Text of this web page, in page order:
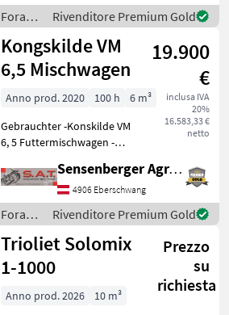
distributore idraulico del
trattore: sono necessari 1
Foraggiamento
/
Siloking
Rivenditore Premium Gold
Kongskilde VM
6,5 Mischwagen
19.900
€
inclusa IVA
20%
16.583,33 €
netto
Anno prod. 2020 100 h
6 m³
Gebrauchter -Konskilde VM
6, 5 Futtermischwagen -
Baujahr 2020 -Waage -
hydraulischer Schieber
links und rechts -
hydraulische Bremse -Bauh
Sensenberger Agrar-Technik
4906 Eberschwang
Foraggiamento
/
Kongskilde
Rivenditore Premium Gold
Trioliet Solomix
1-1000
Prezzo
su
richiesta
Anno prod. 2026
10 m³